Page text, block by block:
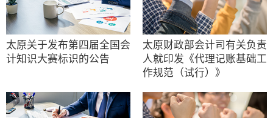
太原关于发布第四届全国会
计知识大赛标识的公告
太原财政部会计司有关负责
人就印发《代理记账基础工
作规范（试行）》